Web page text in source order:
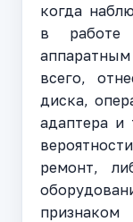
когда
в работе
всего,
диска,
адаптера и
ремонт,